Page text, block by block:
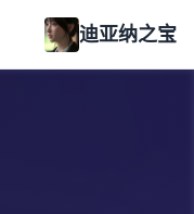
迪亚纳之宝